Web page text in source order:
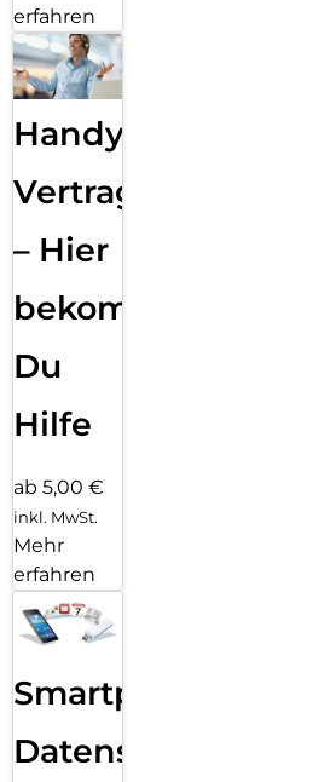
erfahren
Handy
Vertragsabwicklung
– Hier
bekommst
Du
Hilfe
ab 5,00 €
inkl. MwSt.
Mehr
erfahren
Smartphone
Datensicherung